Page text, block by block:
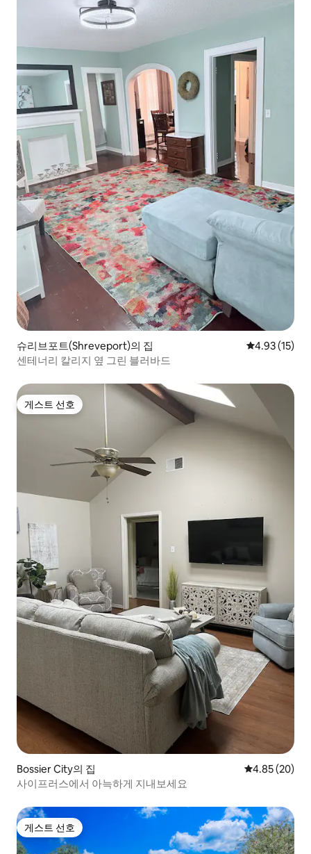
슈리브포트(Shreveport)의 집 평점 4.93점
4.93 (15)
센테너리 칼리지 옆 그린 블러바드
게스트 선호
게스트 선호
Bossier City의 집 평점 4.85점(5
4.85 (20)
사이프러스에서 아늑하게 지내보세요
게스트 선호
게스트 선호